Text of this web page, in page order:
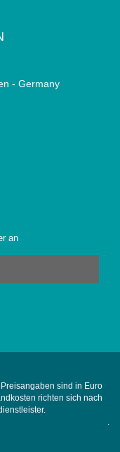
- Germany
an
sind in Euro
richten sich nach